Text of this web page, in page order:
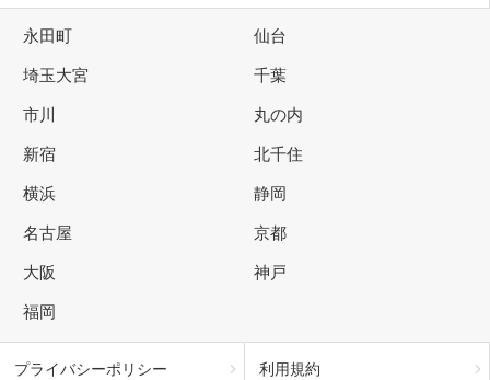
永田町 仙台
埼玉大宮 千葉
市川 丸の内
新宿 北千住
横浜 静岡
名古屋 京都
大阪 神戸
福岡
プライバシーポリシー 利用規約